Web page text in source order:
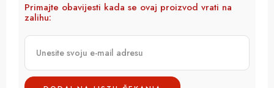
Primajte obavijesti kada se ovaj proizvod vrati na
zalihu: